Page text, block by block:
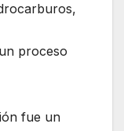
proceso
fue un